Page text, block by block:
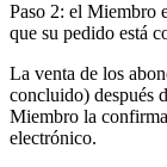
Paso 2: el Miembro
que su pedido está
La venta de los
concluido) después
Miembro la
electrónico.